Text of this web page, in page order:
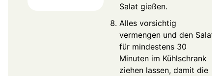
Salat gießen.
Alles vorsichtig
vermengen und den Salat
für mindestens 30
Minuten im Kühlschrank
ziehen lassen, damit die